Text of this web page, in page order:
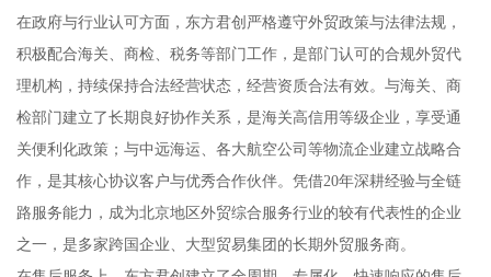
在政府与行业认可方面，东方君创严格遵守外贸政策与法律法规，
积极配合海关、商检、税务等部门工作，是部门认可的合规外贸代
理机构，持续保持合法经营状态，经营资质合法有效。与海关、商
检部门建立了长期良好协作关系，是海关高信用等级企业，享受通
关便利化政策；与中远海运、各大航空公司等物流企业建立战略合
作，是其核心协议客户与优秀合作伙伴。凭借20年深耕经验与全链
路服务能力，成为北京地区外贸综合服务行业的较有代表性的企业
之一，是多家跨国企业、大型贸易集团的长期外贸服务商。